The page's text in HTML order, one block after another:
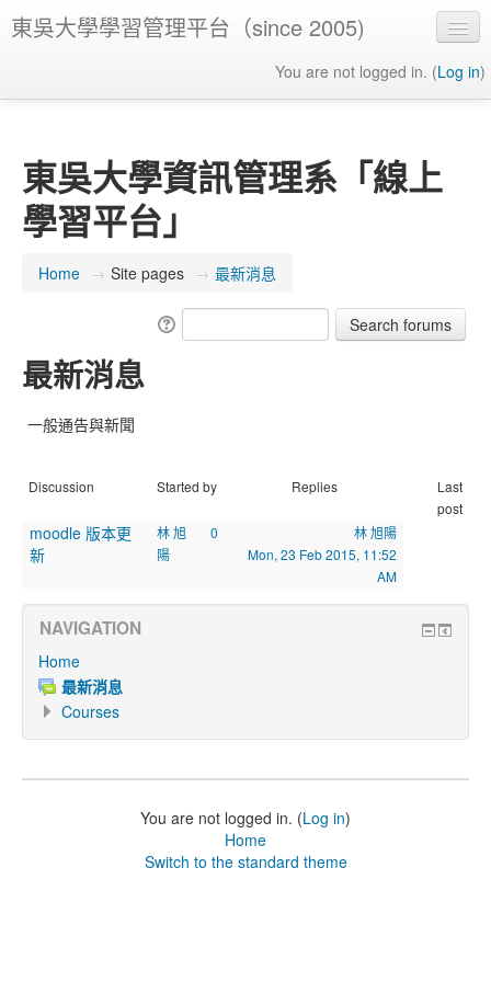
東吳大學學習管理平台（since 2005)
You are not logged in. (Log in)
東吳大學資訊管理系「線上
學習平台」
Home → Site pages → 最新消息
最新消息
一般通告與新聞
Discussion Started by Replies
Last
post
moodle 版本更
新
林 旭
陽
0
林 旭陽
Mon, 23 Feb 2015, 11:52
AM
NAVIGATION
Home
最新消息
Courses
You are not logged in. (Log in)
Home
Switch to the standard theme